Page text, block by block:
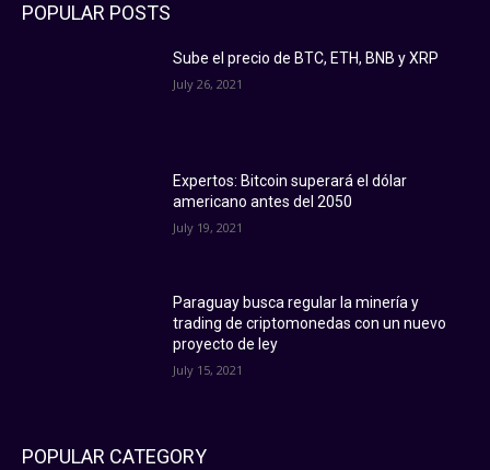
POPULAR POSTS
Sube el precio de BTC, ETH, BNB y XRP
July 26, 2021
Expertos: Bitcoin superará el dólar
americano antes del 2050
July 19, 2021
Paraguay busca regular la minería y
trading de criptomonedas con un nuevo
proyecto de ley
July 15, 2021
POPULAR CATEGORY